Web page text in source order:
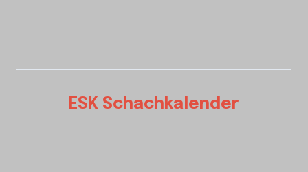
ESK Schachkalender